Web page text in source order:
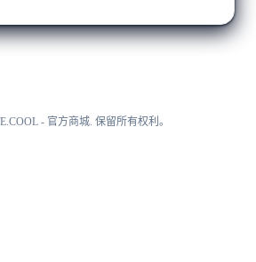
- 官方商城. 保留所有权利。